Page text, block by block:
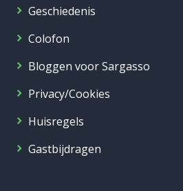
Geschiedenis
Colofon
Bloggen voor Sargasso
Privacy/Cookies
Huisregels
Gastbijdragen